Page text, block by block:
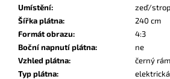
Umístění:
zeď/strop
Šířka plátna:
240 cm
Formát obrazu:
4:3
Boční napnutí plátna:
ne
Vzhled plátna:
černý
Typ plátna:
elektrická